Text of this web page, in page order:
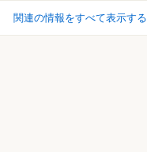
関連の情報をすべて表示する